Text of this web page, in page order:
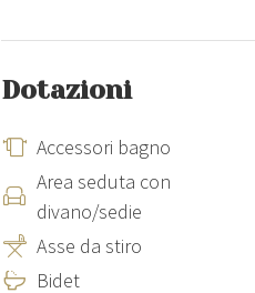
suddivisa in 5 comodi
su richiesta a un costo extra. Culla
Piano terra : Al piano terra della villa
cucina attrezzata e camino.
- un appartamento più piccolo (47
Dotazioni
Accessori bagno
Area seduta con
divano/sedie
Asse da stiro
Bidet